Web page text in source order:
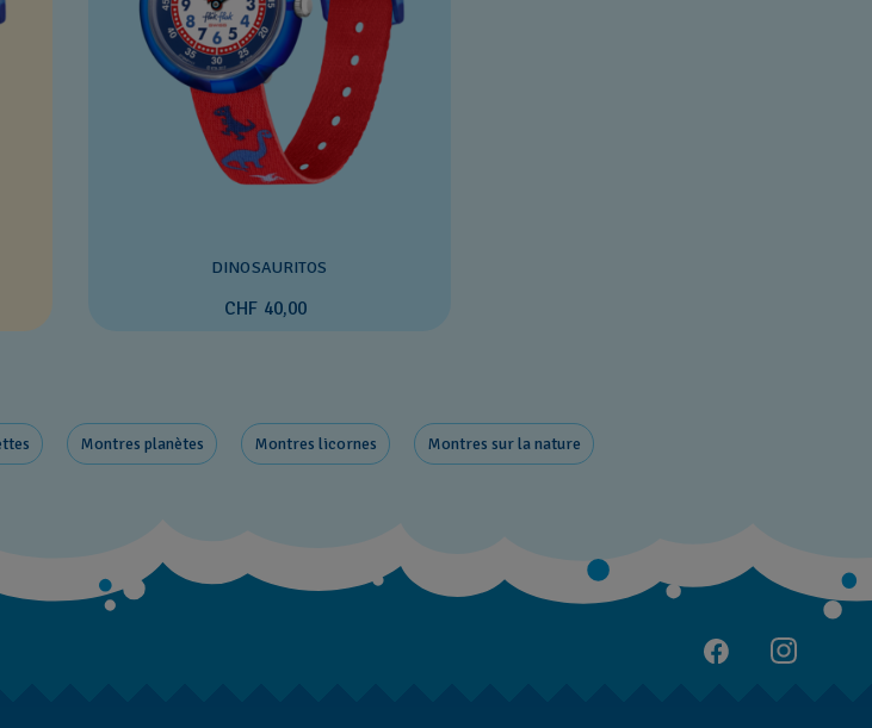
DINOSAURITOS
CHF 40,00
Montres planètes Montres licornes Montres sur la nature